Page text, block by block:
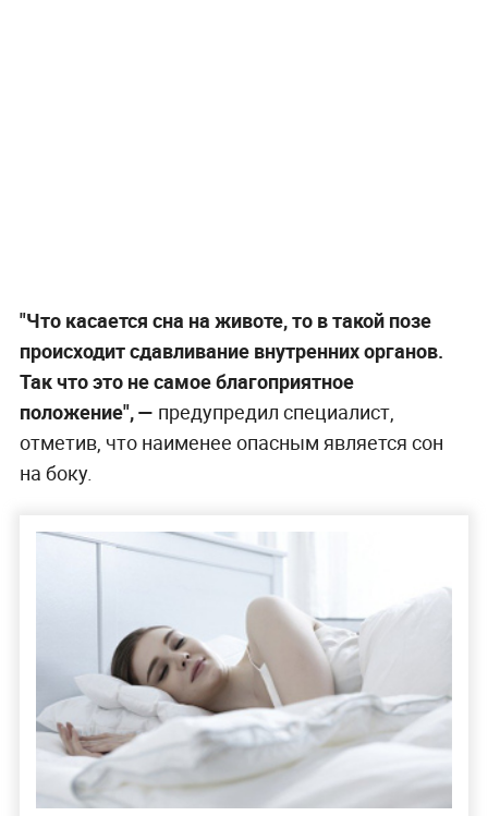
"Что касается сна на животе, то в такой позе
происходит сдавливание внутренних органов.
Так что это не самое благоприятное
положение", — предупредил специалист,
отметив, что наименее опасным является сон
на боку.